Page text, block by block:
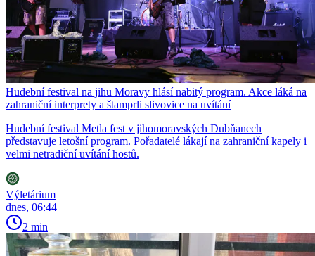
Hudební festival na jihu Moravy hlásí nabitý program. Akce láká na
zahraniční interprety a štamprli slivovice na uvítání
Hudební festival Metla fest v jihomoravských Dubňanech
představuje letošní program. Pořadatelé lákají na zahraniční kapely i
velmi netradiční uvítání hostů.
Výletárium
dnes, 06:44
2 min